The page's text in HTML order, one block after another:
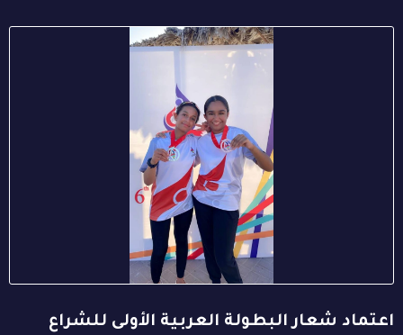
اعتماد شعار البطولة العربية الأولى للشراع